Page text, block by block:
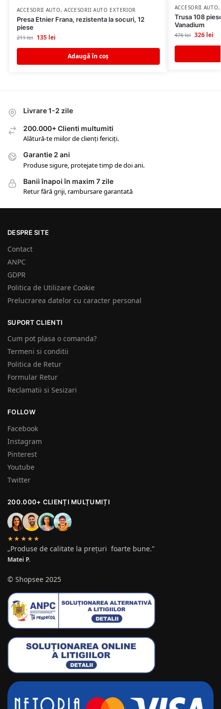
ACCESORII AUTO, ACCESORII AUTO EXTERIOR
Presa Etnier Frana, rezistenta la socuri, 12
piese
211lei 135 lei
Adaugă în coș
ACCESORII AUTO
Trusa 108
Vanadium
476lei 326 lei
Livrare 1-2 zile
200.000+ Clienti multumiti
Alătură-te miilor de clienți fericiți.
Garantie 2 ani
Produse sigure, protejate timp de doi ani.
Banii înapoi în maxim 7 zile
Retur fără griji, rambursare garantată
DESPRE SITE
Contact
ANPC
GDPR
Politica de Utilizare Cookie
Prelucrarea datelor cu caracter personal
SUPORT CLIENTI
Cum pot plasa o comanda?
Termeni si conditii
Politica de Retur
Formular Retur
Reclamatii si Sesizari
FOLLOW
Facebook
Instagram
Pinterest
Youtube
Twitter
200.000+ CLIENȚI MULȚUMIȚI
★★★★★
„Produse de calitate la prețuri foarte bune.”
Matei P.
© Shopsee 2025